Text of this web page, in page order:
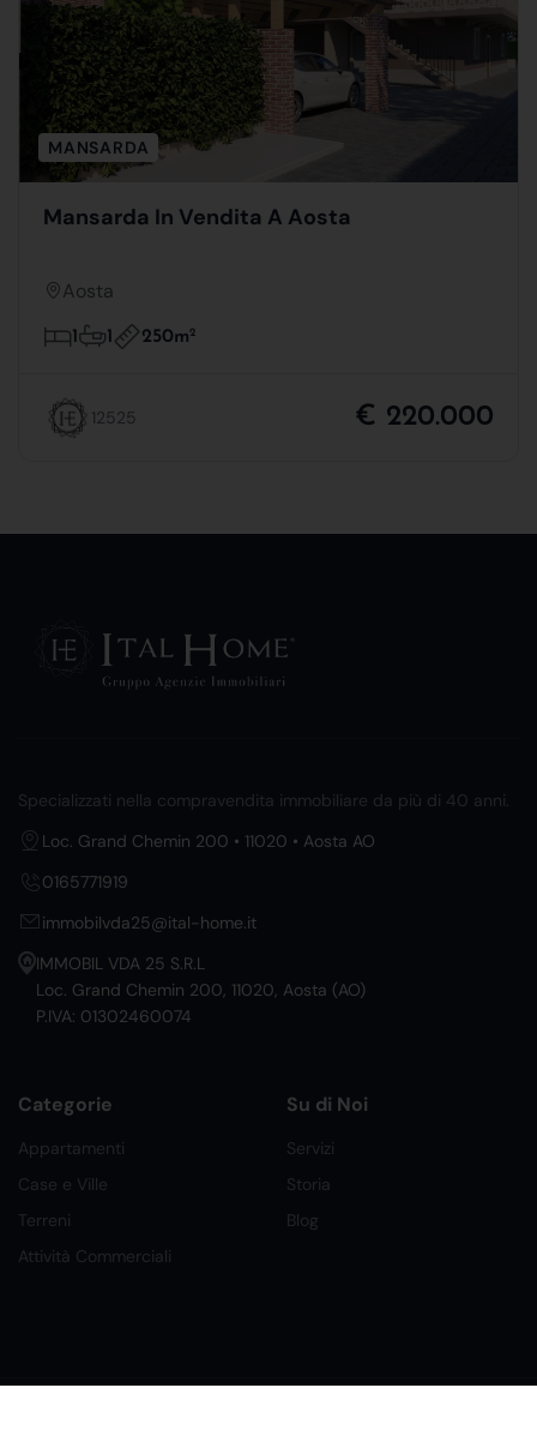
MANSARDA
Mansarda In Vendita A Aosta
Aosta
1 1 250m2
12525 € 220.000
Specializzati nella compravendita immobiliare da più di 40 anni.
Loc. Grand Chemin 200 • 11020 • Aosta AO
0165771919
immobilvda25@ital-home.it
IMMOBIL VDA 25 S.R.L
Loc. Grand Chemin 200, 11020, Aosta (AO)
P.IVA: 01302460074
Categorie
Appartamenti
Case e Ville
Terreni
Attività Commerciali
Su di Noi
Servizi
Storia
Blog